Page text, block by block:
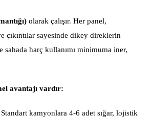
olarak çalışır. Her panel,
çıkıntılar sayesinde dikey direklerin
sahada harç kullanımı minimuma iner,
avantajı vardır:
Standart kamyonlara 4-6 adet sığar, lojistik